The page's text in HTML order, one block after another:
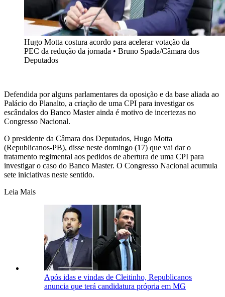
Hugo Motta costura acordo para acelerar votação da
PEC da redução da jornada • Bruno Spada/Câmara dos
Deputados
Defendida por alguns parlamentares da oposição e da base aliada ao
Palácio do Planalto, a criação de uma CPI para investigar os
escândalos do Banco Master ainda é motivo de incertezas no
Congresso Nacional.
O presidente da Câmara dos Deputados, Hugo Motta
(Republicanos-PB), disse neste domingo (17) que vai dar o
tratamento regimental aos pedidos de abertura de uma CPI para
investigar o caso do Banco Master. O Congresso Nacional acumula
sete iniciativas neste sentido.
Leia Mais
Após idas e vindas de Cleitinho, Republicanos
anuncia que terá candidatura própria em MG